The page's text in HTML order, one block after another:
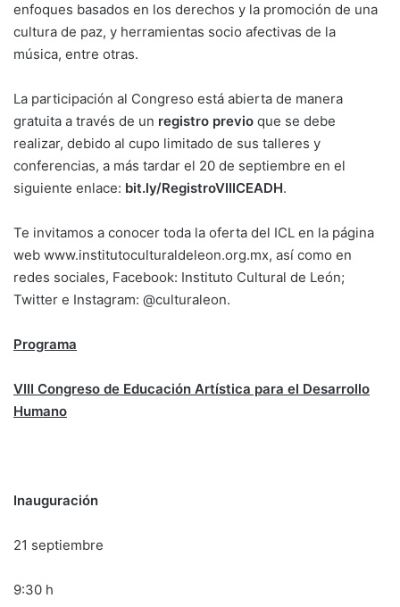
enfoques basados en los derechos y la promoción de una
cultura de paz, y herramientas socio afectivas de la
música, entre otras.
La participación al Congreso está abierta de manera
gratuita a través de un registro previo que se debe
realizar, debido al cupo limitado de sus talleres y
conferencias, a más tardar el 20 de septiembre en el
siguiente enlace: bit.ly/RegistroVIIICEADH.
Te invitamos a conocer toda la oferta del ICL en la página
web www.institutoculturaldeleon.org.mx, así como en
redes sociales, Facebook: Instituto Cultural de León;
Twitter e Instagram: @culturaleon.
Programa
VIII Congreso de Educación Artística para el Desarrollo
Humano
Inauguración
21 septiembre
9:30 h